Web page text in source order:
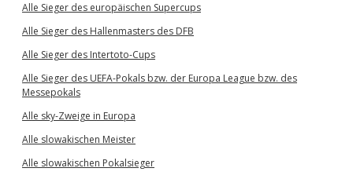
Alle Sieger des europäischen Supercups
Alle Sieger des Hallenmasters des DFB
Alle Sieger des Intertoto-Cups
Alle Sieger des UEFA-Pokals bzw. der Europa League bzw. des
Messepokals
Alle sky-Zweige in Europa
Alle slowakischen Meister
Alle slowakischen Pokalsieger